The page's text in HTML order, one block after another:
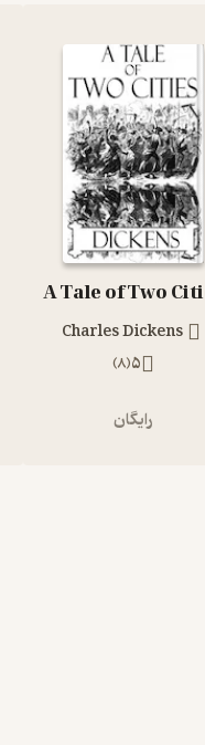
A Tale of Two
Charles Dickens
5
(
8
)
رایگان